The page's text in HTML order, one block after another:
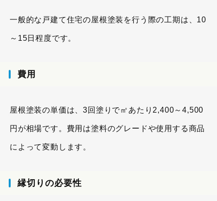
一般的な戸建て住宅の屋根塗装を行う際の工期は、10
～15日程度です。
費用
屋根塗装の単価は、3回塗りで㎡あたり2,400～4,500
円が相場です。費用は塗料のグレードや使用する商品
によって変動します。
縁切りの必要性